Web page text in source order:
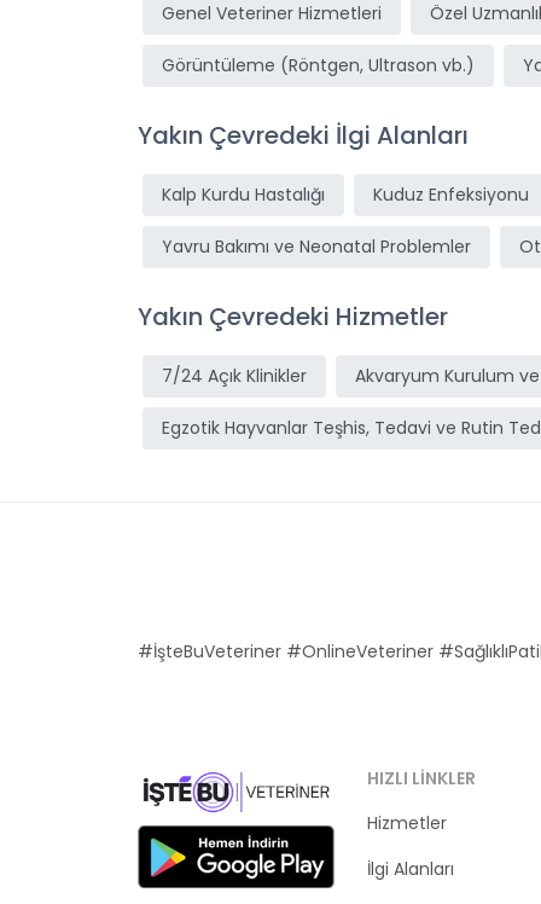
Genel Veteriner Hizmetleri Özel
Görüntüleme (Röntgen, Ultrason vb.)
Yakın Çevredeki İlgi Alanları
Kalp Kurdu Hastalığı Kuduz Enfeksiyonu
Yavru Bakımı ve Neonatal Problemler
Yakın Çevredeki Hizmetler
7/24 Açık Klinikler Akvaryum Kurulum ve
Egzotik Hayvanlar Teşhis, Tedavi ve Rutin
#İşteBuVeteriner #OnlineVeteriner
HIZLI LINKLER
Hizmetler
İlgi Alanları